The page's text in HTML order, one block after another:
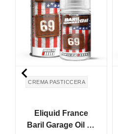
CREMA PASTICCERA
Eliquid France
Baril Garage Oil 69
